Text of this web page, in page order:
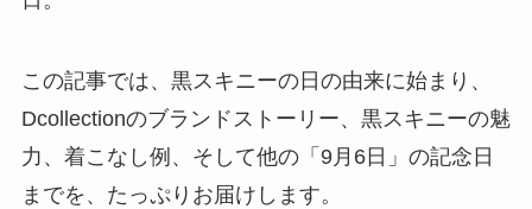
この記事では、黒スキニーの日の由来に始まり、
Dcollectionのブランドストーリー、黒スキニーの魅
力、着こなし例、そして他の「9月6日」の記念日
までを、たっぷりお届けします。